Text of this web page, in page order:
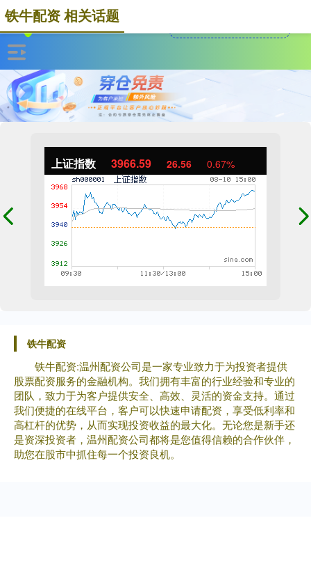
上证指数 3966.59 26.56 0.67%
铁牛配资
铁牛配资:温州配资公司是一家专业致力于为投资者提供
股票配资服务的金融机构。我们拥有丰富的行业经验和专业的
团队，致力于为客户提供安全、高效、灵活的资金支持。通过
我们便捷的在线平台，客户可以快速申请配资，享受低利率和
高杠杆的优势，从而实现投资收益的最大化。无论您是新手还
是资深投资者，温州配资公司都将是您值得信赖的合作伙伴，
助您在股市中抓住每一个投资良机。
铁牛配资 相关话题